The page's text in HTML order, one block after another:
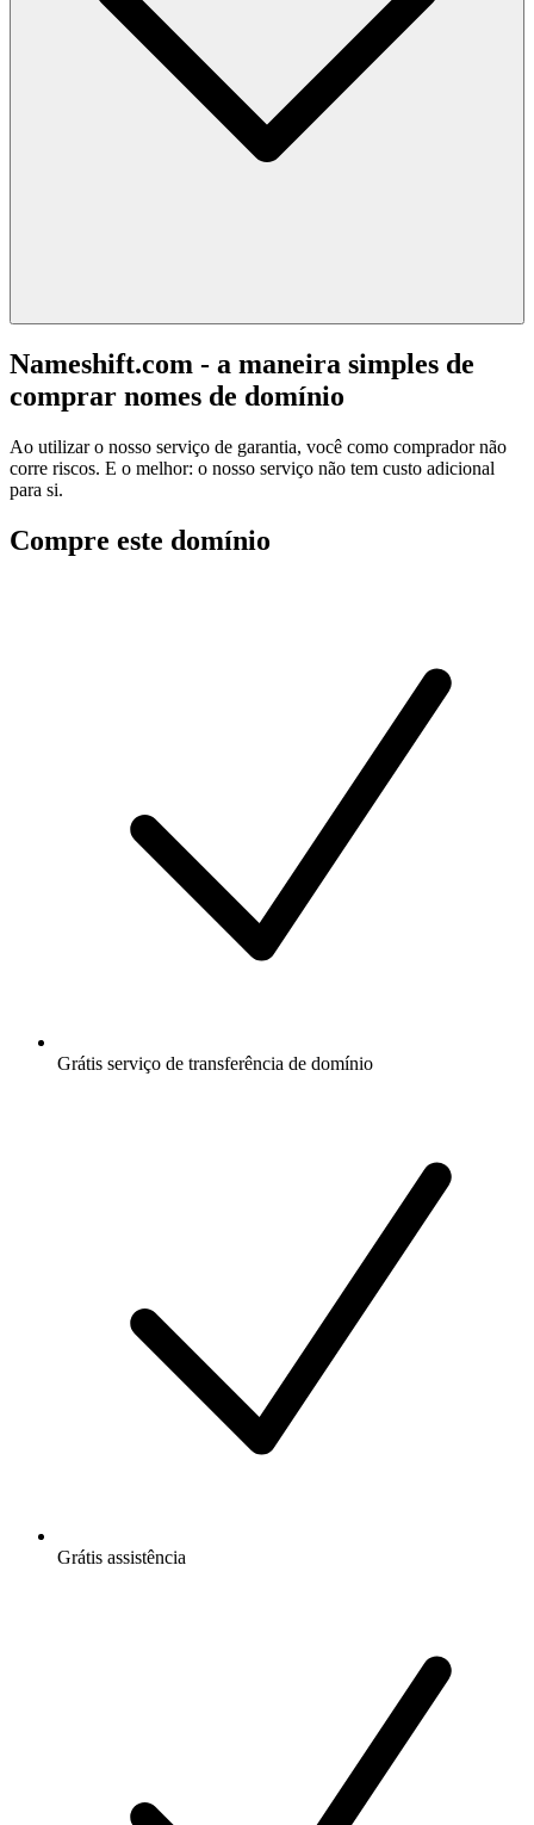
Nameshift.com - a maneira simples de
comprar nomes de domínio
Ao utilizar o nosso serviço de garantia, você como comprador não
corre riscos. E o melhor: o nosso serviço não tem custo adicional
para si.
Compre este domínio
Grátis serviço de transferência de domínio
Grátis assistência